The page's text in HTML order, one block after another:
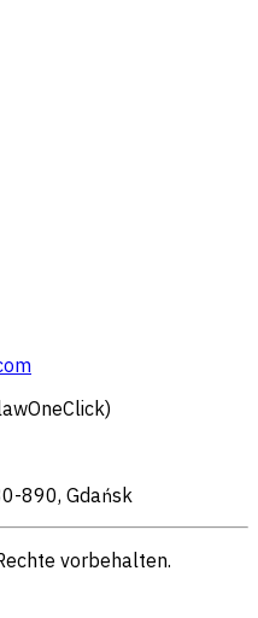
890, Gdańsk
vorbehalten.